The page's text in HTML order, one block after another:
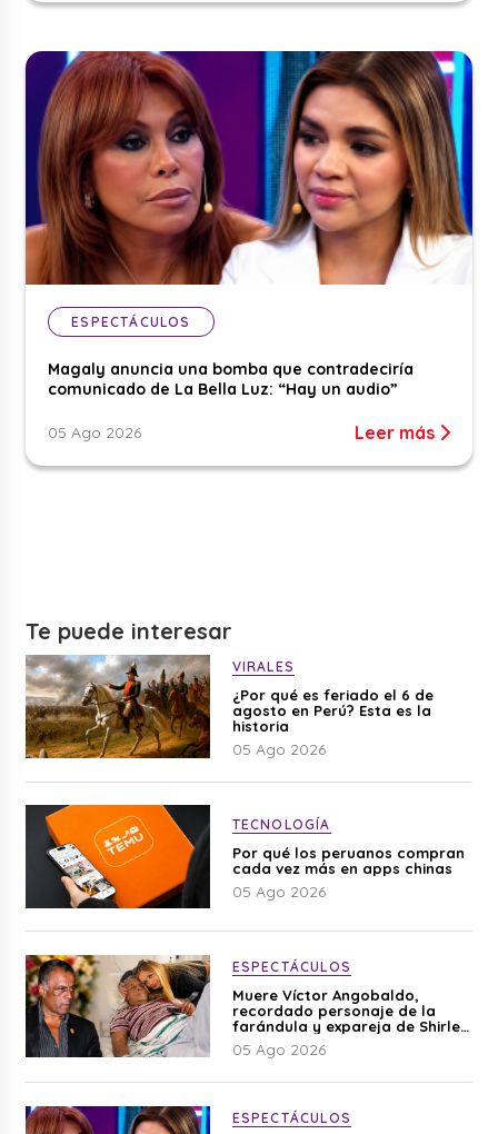
ESPECTÁCULOS
Magaly anuncia una bomba que contradeciría
comunicado de La Bella Luz: “Hay un audio”
05 Ago 2026 Leer más
Te puede interesar
VIRALES
¿Por qué es feriado el 6 de
agosto en Perú? Esta es la
historia
05 Ago 2026
TECNOLOGÍA
Por qué los peruanos compran
cada vez más en apps chinas
05 Ago 2026
ESPECTÁCULOS
Muere Víctor Angobaldo,
recordado personaje de la
farándula y expareja de Shirley
Cherres
05 Ago 2026
ESPECTÁCULOS